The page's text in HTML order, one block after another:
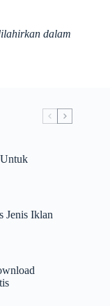
dalam
Jenis Iklan